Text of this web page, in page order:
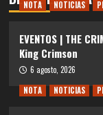
NOTA NOTICIAS
EVENTOS | THE
King Crimson
6 agosto, 2026
NOTA
NOTICIAS